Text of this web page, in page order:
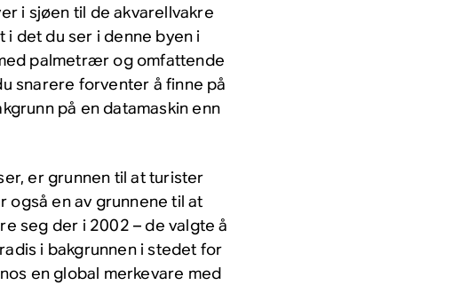
i sjøen til de akvarellvakre
det du ser i denne byen i
palmetrær og omfattende
snarere forventer å finne på
på en datamaskin enn
er grunnen til at turister
også en av grunnene til at
seg der i 2002 – de valgte å
i bakgrunnen i stedet for
en global merkevare med